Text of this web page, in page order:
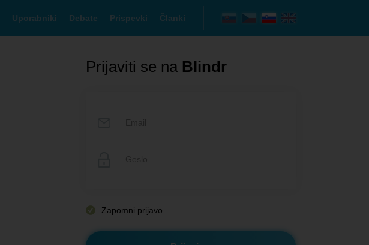
Uporabniki Debate Prispevki Članki
Prijaviti se na Blindr
Zapomni prijavo